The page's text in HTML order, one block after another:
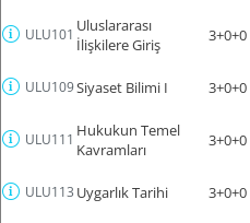
ULU101 Uluslararası
İlişkilere Giriş
3+0+0
ULU109Siyaset Bilimi I 3+0+0
ULU111 Hukukun Temel
Kavramları
3+0+0
ULU113 Uygarlık Tarihi 3+0+0